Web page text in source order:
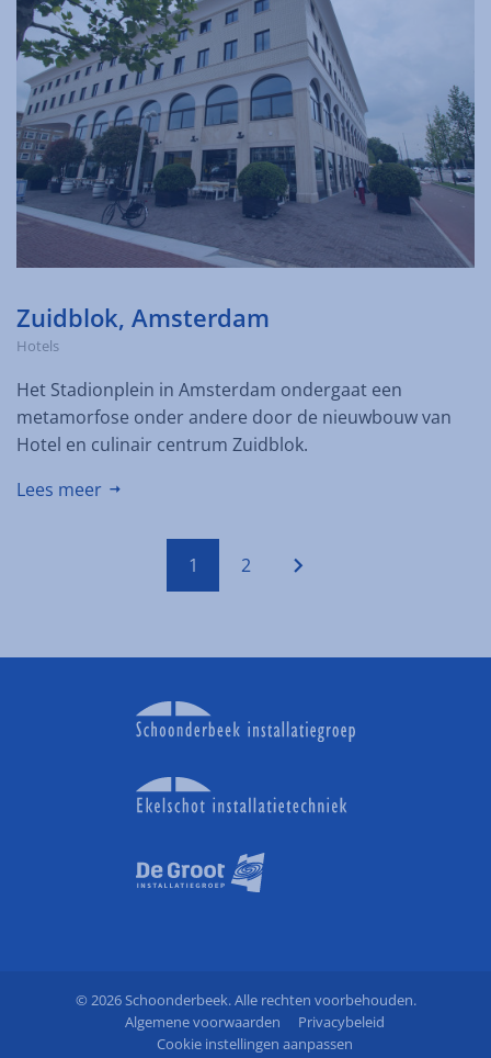
Zuidblok, Amsterdam
Hotels
Het Stadionplein in Amsterdam ondergaat een
metamorfose onder andere door de nieuwbouw van
Hotel en culinair centrum Zuidblok.
Lees meer
1 2
© 2026 Schoonderbeek. Alle rechten voorbehouden.
Algemene voorwaarden
Privacybeleid
Cookie instellingen aanpassen